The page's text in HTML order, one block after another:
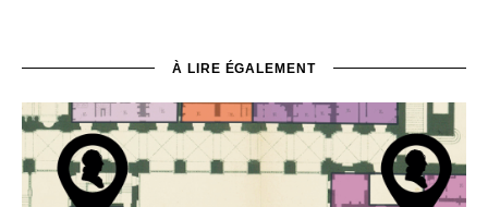
À LIRE ÉGALEMENT